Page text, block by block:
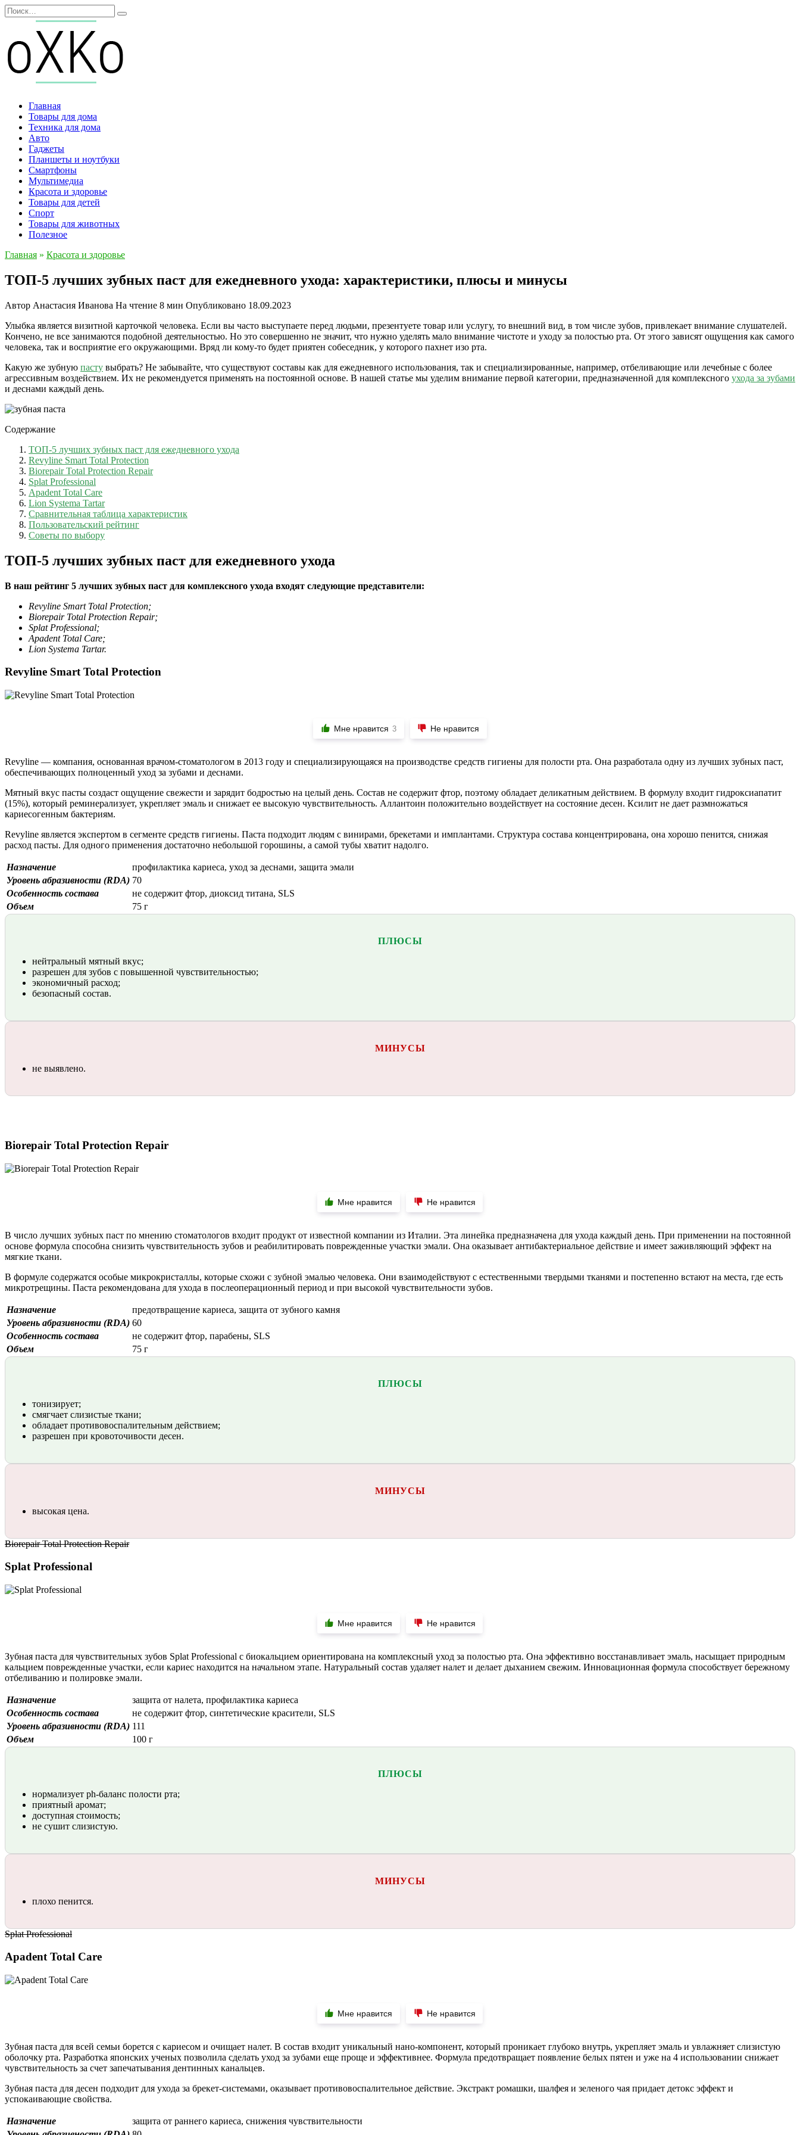
Перейти
к
содержанию
Search
for:
Главная
Товары для дома
Техника для дома
Авто
Гаджеты
Планшеты и ноутбуки
Смартфоны
Мультимедиа
Красота и здоровье
Товары для детей
Спорт
Товары для животных
Полезное
Главная » Красота и здоровье
ТОП-5 лучших зубных паст для ежедневного ухода: характеристики, плюсы и минусы
Автор Анастасия Иванова На чтение 8 мин Опубликовано 18.09.2023
Улыбка является визитной карточкой человека. Если вы часто выступаете перед людьми, презентуете товар или услугу, то внешний вид, в том числе зубов, привлекает внимание слушателей.
Кончено, не все занимаются подобной деятельностью. Но это совершенно не значит, что нужно уделять мало внимание чистоте и уходу за полостью рта. От этого зависят ощущения как самого
человека, так и восприятие его окружающими. Вряд ли кому-то будет приятен собеседник, у которого пахнет изо рта.
Какую же зубную пасту выбрать? Не забывайте, что существуют составы как для ежедневного использования, так и специализированные, например, отбеливающие или лечебные с более
агрессивным воздействием. Их не рекомендуется применять на постоянной основе. В нашей статье мы уделим внимание первой категории, предназначенной для комплексного ухода за зубами
и деснами каждый день.
Содержание
ТОП-5 лучших зубных паст для ежедневного ухода
Revyline Smart Total Protection
Biorepair Total Protection Repair
Splat Professional
Apadent Total Care
Lion Systema Tartar
Сравнительная таблица характеристик
Пользовательский рейтинг
Советы по выбору
ТОП-5 лучших зубных паст для ежедневного ухода
В наш рейтинг 5 лучших зубных паст для комплексного ухода входят следующие представители:
Revyline Smart Total Protection;
Biorepair Total Protection Repair;
Splat Professional;
Apadent Total Care;
Lion Systema Tartar.
Revyline Smart Total Protection
Мне нравится 3 Не нравится
Revyline — компания, основанная врачом-стоматологом в 2013 году и специализирующаяся на производстве средств гигиены для полости рта. Она разработала одну из лучших зубных паст,
обеспечивающих полноценный уход за зубами и деснами.
Мятный вкус пасты создаст ощущение свежести и зарядит бодростью на целый день. Состав не содержит фтор, поэтому обладает деликатным действием. В формулу входит гидроксиапатит
(15%), который реминерализует, укрепляет эмаль и снижает ее высокую чувствительность. Аллантоин положительно воздействует на состояние десен. Ксилит не дает размножаться
кариесогенным бактериям.
Revyline является экспертом в сегменте средств гигиены. Паста подходит людям с винирами, брекетами и имплантами. Структура состава концентрирована, она хорошо пенится, снижая
расход пасты. Для одного применения достаточно небольшой горошины, а самой тубы хватит надолго.
Назначение
профилактика кариеса, уход за деснами, защита эмали
Уровень абразивности (RDA) 70
Особенность состава
не содержит фтор, диоксид титана, SLS
Объем
75 г
ПЛЮСЫ
нейтральный мятный вкус;
разрешен для зубов с повышенной чувствительностью;
экономичный расход;
безопасный состав.
МИНУСЫ
не выявлено.
Biorepair Total Protection Repair
Мне нравится Не нравится
В число лучших зубных паст по мнению стоматологов входит продукт от известной компании из Италии. Эта линейка предназначена для ухода каждый день. При применении на постоянной
основе формула способна снизить чувствительность зубов и реабилитировать поврежденные участки эмали. Она оказывает антибактериальное действие и имеет заживляющий эффект на
мягкие ткани.
В формуле содержатся особые микрокристаллы, которые схожи с зубной эмалью человека. Они взаимодействуют с естественными твердыми тканями и постепенно встают на места, где есть
микротрещины. Паста рекомендована для ухода в послеоперационный период и при высокой чувствительности зубов.
Назначение
предотвращение кариеса, защита от зубного камня
Уровень абразивности (RDA) 60
Особенность состава
не содержит фтор, парабены, SLS
Объем
75 г
ПЛЮСЫ
тонизирует;
смягчает слизистые ткани;
обладает противовоспалительным действием;
разрешен при кровоточивости десен.
МИНУСЫ
высокая цена.
Biorepair Total Protection Repair
Splat Professional
Мне нравится Не нравится
Зубная паста для чувствительных зубов Splat Professional с биокальцием ориентирована на комплексный уход за полостью рта. Она эффективно восстанавливает эмаль, насыщает природным
кальцием поврежденные участки, если кариес находится на начальном этапе. Натуральный состав удаляет налет и делает дыханием свежим. Инновационная формула способствует бережному
отбеливанию и полировке эмали.
Назначение
защита от налета, профилактика кариеса
Особенность состава
не содержит фтор, синтетические красители, SLS
Уровень абразивности (RDA) 111
Объем
100 г
ПЛЮСЫ
нормализует ph-баланс полости рта;
приятный аромат;
доступная стоимость;
не сушит слизистую.
МИНУСЫ
плохо пенится.
Splat Professional
Apadent Total Care
Мне нравится Не нравится
Зубная паста для всей семьи борется с кариесом и очищает налет. В состав входит уникальный нано-компонент, который проникает глубоко внутрь, укрепляет эмаль и увлажняет слизистую
оболочку рта. Разработка японских ученых позволила сделать уход за зубами еще проще и эффективнее. Формула предотвращает появление белых пятен и уже на 4 использовании снижает
чувствительность за счет запечатывания дентинных канальцев.
Зубная паста для десен подходит для ухода за брекет-системами, оказывает противовоспалительное действие. Экстракт ромашки, шалфея и зеленого чая придает детокс эффект и
успокаивающие свойства.
Назначение
защита от раннего кариеса, снижения чувствительности